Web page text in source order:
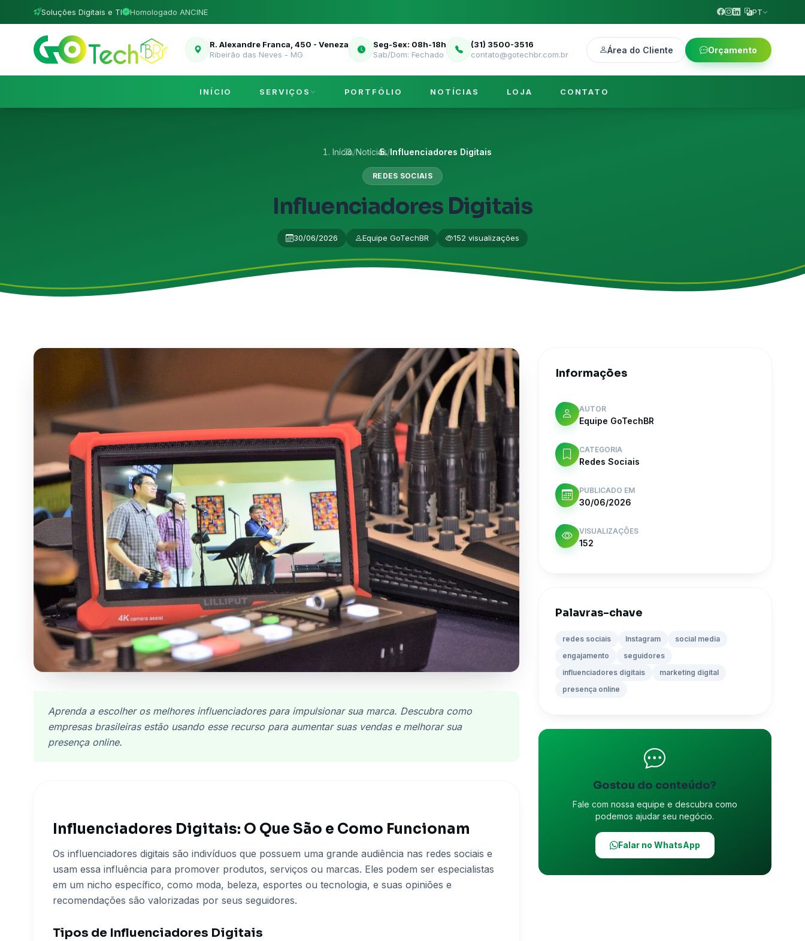
Soluções Digitais e TI Homologado ANCINE PT
R. Alexandre Franca, 450 - Veneza
Ribeirão das Neves - MG
Seg-Sex: 08h-18h
Sab/Dom: Fechado
(31) 3500-3516
contato@gotechbr.com.br
Área do Cliente Orçamento
INÍCIO SERVIÇOS PORTFÓLIO NOTÍCIAS LOJA CONTATO
Início/Notícias/Influenciadores Digitais
REDES SOCIAIS
Influenciadores Digitais
30/06/2026 Equipe GoTechBR 152 visualizações
Aprenda a escolher os melhores influenciadores para impulsionar sua marca. Descubra como
empresas brasileiras estão usando esse recurso para aumentar suas vendas e melhorar sua
presença online.
Influenciadores Digitais: O Que São e Como Funcionam
Os influenciadores digitais são indivíduos que possuem uma grande audiência nas redes sociais e
usam essa influência para promover produtos, serviços ou marcas. Eles podem ser especialistas
em um nicho específico, como moda, beleza, esportes ou tecnologia, e suas opiniões e
recomendações são valorizadas por seus seguidores.
Tipos de Influenciadores Digitais
Informações
AUTOR
Equipe GoTechBR
CATEGORIA
Redes Sociais
PUBLICADO EM
30/06/2026
VISUALIZAÇÕES
152
Palavras-chave
redes sociais Instagram
social media
engajamento
seguidores
influenciadores digitais
marketing digital
presença online
Gostou do conteúdo?
Fale com nossa equipe e descubra como
podemos ajudar seu negócio.
Falar no WhatsApp